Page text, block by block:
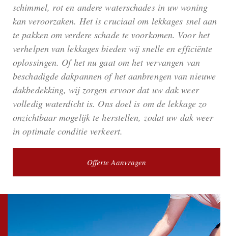
schimmel, rot en andere waterschades in uw woning
kan veroorzaken. Het is cruciaal om lekkages snel aan
te pakken om verdere schade te voorkomen. Voor het
verhelpen van lekkages bieden wij snelle en efficiënte
oplossingen. Of het nu gaat om het vervangen van
beschadigde dakpannen of het aanbrengen van nieuwe
dakbedekking, wij zorgen ervoor dat uw dak weer
volledig waterdicht is. Ons doel is om de lekkage zo
onzichtbaar mogelijk te herstellen, zodat uw dak weer
in optimale conditie verkeert.
Offerte Aanvragen